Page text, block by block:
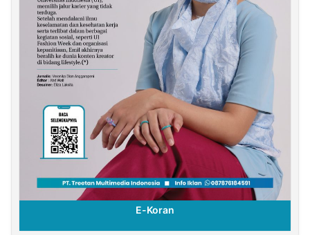
E-Koran